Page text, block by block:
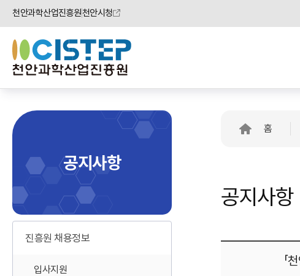
천안과학산업진흥원천안시청
공지사항
진흥원 채용정보
입사지원
공지사항
홈
「